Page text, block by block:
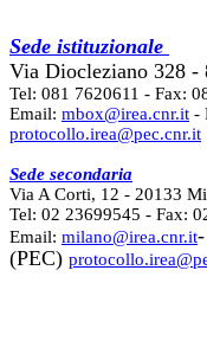
Sede istituzionale
Via Diocleziano 328 -
Tel: 081 7620611 - Fax:
Email: mbox@irea.cnr.it -
protocollo.irea@pec.cnr.it
Sede secondaria
Via A Corti, 12 - 20133
Tel: 02 23699545 - Fax:
Email: milano@irea.cnr.it
(PEC)